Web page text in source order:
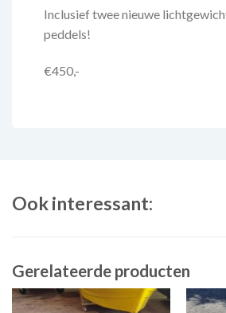
Inclusief twee nieuwe
peddels!
€450,-
Ook interessant:
Gerelateerde producten